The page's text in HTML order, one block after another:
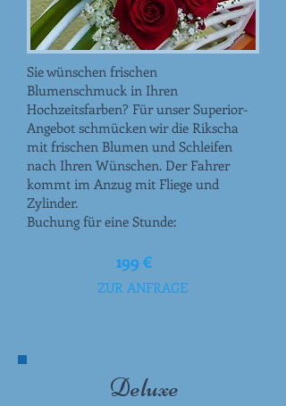
Sie wünschen frischen
Blumenschmuck in Ihren
Hochzeitsfarben? Für unser Superior-
Angebot schmücken wir die Rikscha
mit frischen Blumen und Schleifen
nach Ihren Wünschen. Der Fahrer
kommt im Anzug mit Fliege und
Zylinder.
Buchung für eine Stunde:
199 €
ZUR ANFRAGE
Deluxe